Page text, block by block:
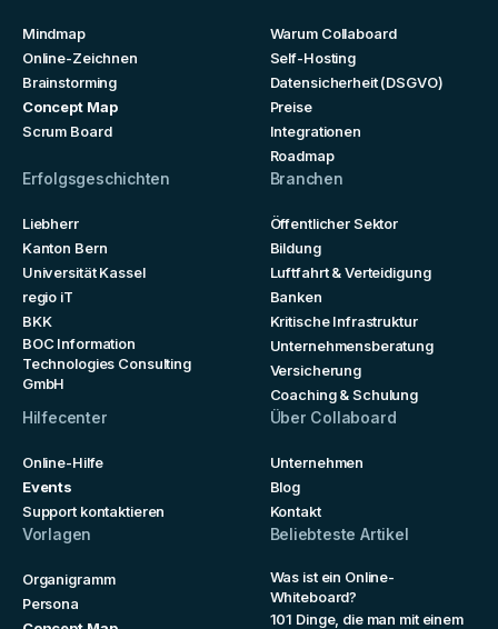
Mindmap
Online-Zeichnen
Brainstorming
Concept Map
Scrum Board
Warum Collaboard
Self-Hosting
Datensicherheit (DSGVO)
Preise
Integrationen
Roadmap
Erfolgsgeschichten
Liebherr
Kanton Bern
Universität Kassel
regio iT
BKK
BOC Information
Technologies Consulting
GmbH
Branchen
Öffentlicher Sektor
Bildung
Luftfahrt & Verteidigung
Banken
Kritische Infrastruktur
Unternehmensberatung
Versicherung
Coaching & Schulung
Hilfecenter
Online-Hilfe
Events
Support kontaktieren
Über Collaboard
Unternehmen
Blog
Kontakt
Vorlagen
Organigramm
Persona
Beliebteste Artikel
Was ist ein Online-
Whiteboard?
101 Dinge, die man mit einem